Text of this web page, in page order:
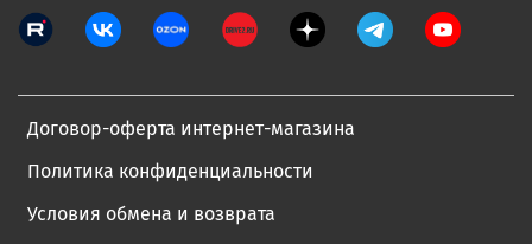
Договор-оферта интернет-магазина
Политика конфиденциальности
Условия обмена и возврата